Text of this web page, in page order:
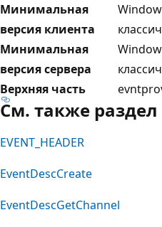
Минимальная
версия клиента
Минимальная
версия сервера
Верхняя часть
См. также раздел
EVENT_HEADER
EventDescCreate
EventDescGetChannel